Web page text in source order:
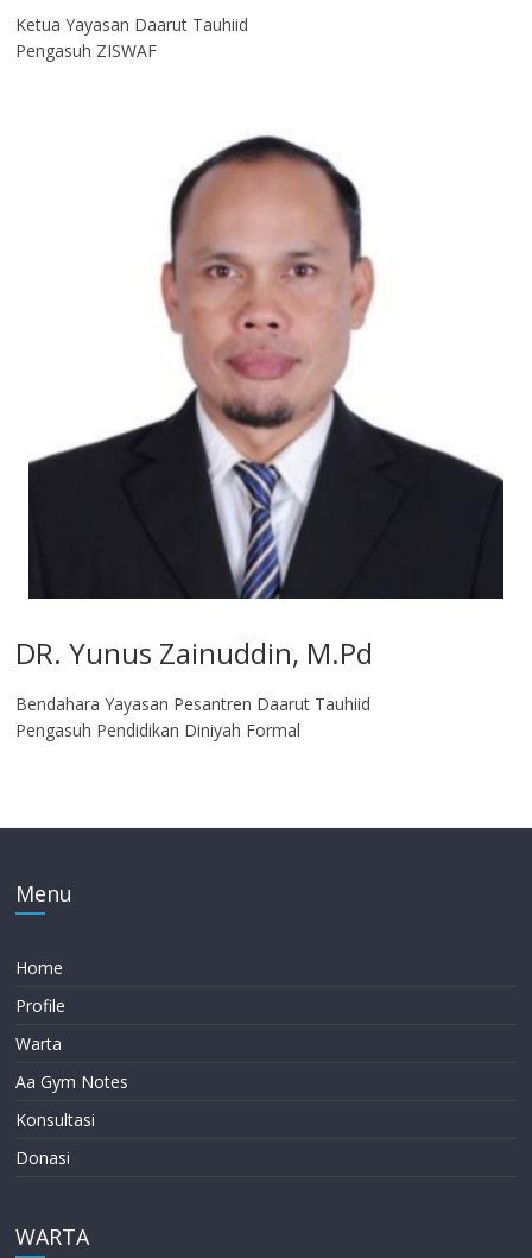
Ketua Yayasan Daarut Tauhiid
Pengasuh ZISWAF
DR. Yunus Zainuddin, M.Pd
Bendahara Yayasan Pesantren Daarut Tauhiid
Pengasuh Pendidikan Diniyah Formal
Menu
Home
Profile
Warta
Aa Gym Notes
Konsultasi
Donasi
WARTA